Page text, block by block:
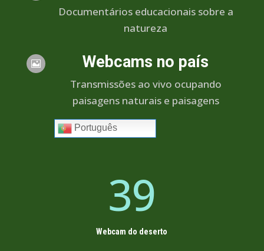
Documentários educacionais sobre a
natureza
 Webcams no país
Transmissões ao vivo ocupando
paisagens naturais e paisagens
Português
39
Webcam do deserto